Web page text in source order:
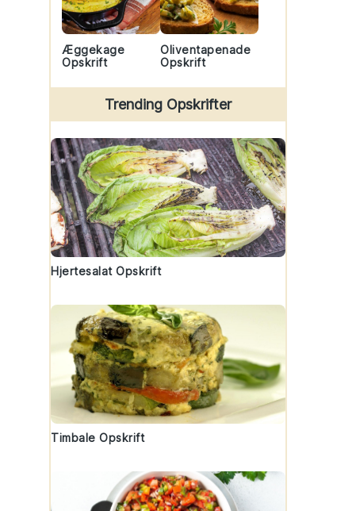
Æggekage
Opskrift
Oliventapenade
Opskrift
Trending Opskrifter
Hjertesalat Opskrift
Timbale Opskrift